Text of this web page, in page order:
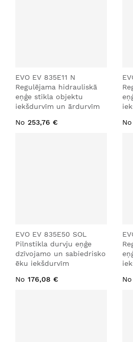
EVO EV 835E11 N
Regulējama hidrauliskā
eņģe stikla objektu
iekšdurvīm un ārdurvīm
No 253,76 €
No
EVO EV 835E50 SOL
Pilnstikla durvju eņģe
dzīvojamo un sabiedrisko
ēku iekšdurvīm
No 176,08 €
No